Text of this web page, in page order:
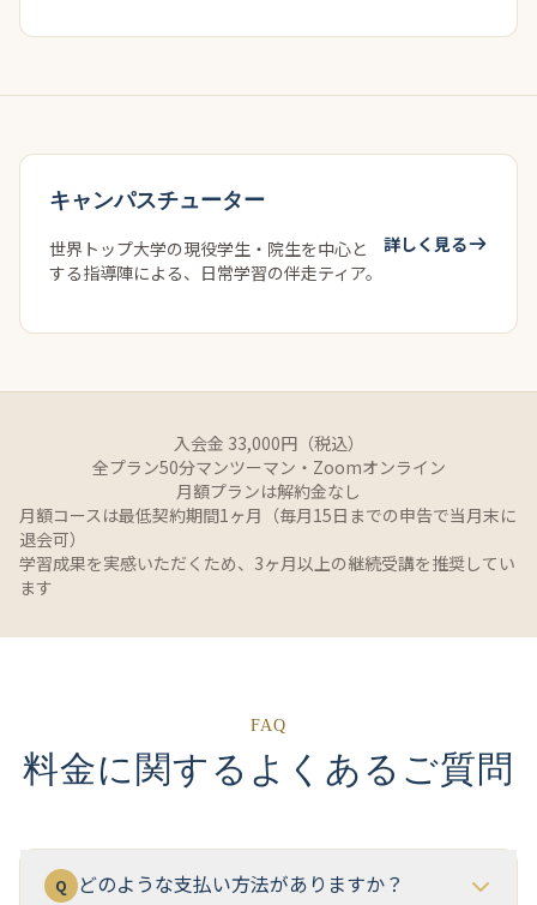
キャンパスチューター
世界トップ大学の現役学生・院生を中心と
する指導陣による、日常学習の伴走ティア。
詳しく見る
入会金 33,000円（税込）
全プラン50分マンツーマン・Zoomオンライン
月額プランは解約金なし
月額コースは最低契約期間1ヶ月（毎月15日までの申告で当月末に
退会可）
学習成果を実感いただくため、3ヶ月以上の継続受講を推奨してい
ます
FAQ
料金に関するよくあるご質問
Q どのような支払い方法がありますか？